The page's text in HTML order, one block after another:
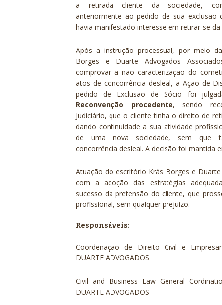
a retirada cliente da sociedade,
anteriormente ao pedido de sua exclusão
havia manifestado interesse em retirar-se da
Após a instrução processual, por meio
Borges e Duarte Advogados
comprovar a não caracterização do
atos de concorrência desleal, a Ação de
pedido de Exclusão de Sócio foi
Reconvenção procedente, sendo
Judiciário, que o cliente tinha o direito de
dando continuidade a sua atividade
de uma nova sociedade, sem que
concorrência desleal. A decisão foi mantida
Atuação do escritório Krás Borges e
com a adoção das estratégias
sucesso da pretensão do cliente, que
profissional, sem qualquer prejuízo.
Responsáveis:
Coordenação de Direito Civil e
DUARTE ADVOGADOS
Civil and Business Law General
DUARTE ADVOGADOS